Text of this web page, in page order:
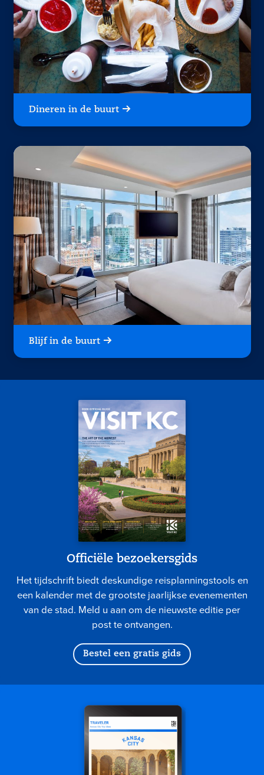
Dineren in de buurt
Blijf in de buurt
Officiële bezoekersgids
Het tijdschrift biedt deskundige reisplanningstools en
een kalender met de grootste jaarlijkse evenementen
van de stad. Meld u aan om de nieuwste editie per
post te ontvangen.
Bestel een gratis gids